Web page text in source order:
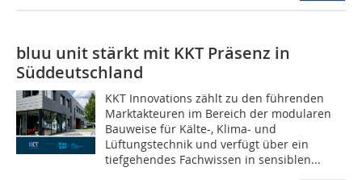
bluu unit stärkt mit KKT Präsenz in
Süddeutschland
KKT Innovations zählt zu den führenden
Marktakteuren im Bereich der modularen
Bauweise für Kälte-, Klima- und
Lüftungstechnik und verfügt über ein
tiefgehendes Fachwissen in sensiblen...